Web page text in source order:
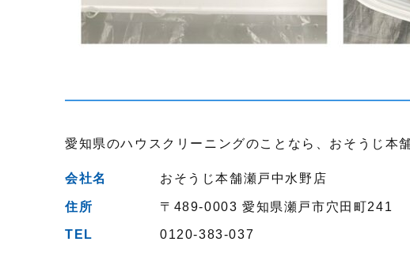
愛知県のハウスクリーニングのことなら、おそうじ本
会社名 おそうじ本舗瀬戸中水野店
住所 〒489-0003 愛知県瀬戸市穴田町241
TEL
0120-383-037